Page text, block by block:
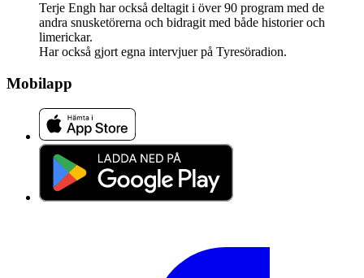
Terje Engh har också deltagit i över 90 program med de
andra snusketörerna och bidragit med både historier och
limerickar.
Har också gjort egna intervjuer på Tyresöradion.
Mobilapp